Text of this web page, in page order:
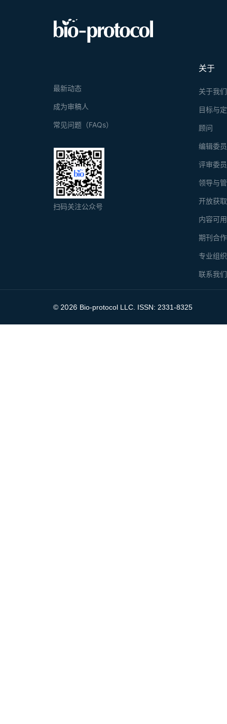
关于
关于我们
目标与
顾问
编辑委
评审委
领导与
开放获
内容可
期刊合
专业组
联系我们
最新动态
成为审稿人
常见问题（FAQs）
扫码关注公众号
© 2026 Bio-protocol LLC. ISSN: 2331-8325